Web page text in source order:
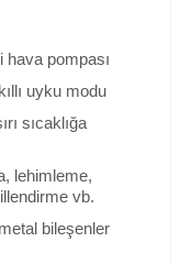
hava pompası
uyku modu
sıcaklığa
lehimleme,
vb.
bileşenler